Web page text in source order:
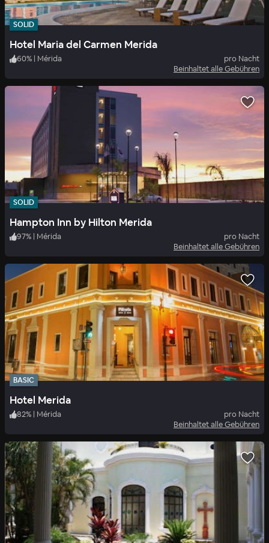
SOLID
Hotel Maria del Carmen Merida
60% | Mérida
pro Nacht
Beinhaltet alle Gebühren
SOLID
Hampton Inn by Hilton Merida
97% | Mérida
pro Nacht
Beinhaltet alle Gebühren
BASIC
Hotel Merida
82% | Mérida
pro Nacht
Beinhaltet alle Gebühren